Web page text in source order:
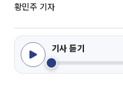
황민주 기자
기사 듣기